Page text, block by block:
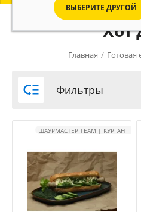
ВЫБЕРИТЕ ДРУГОЙ
Хот
Главная / Готовая
 Фильтры
ШАУРМАСТЕР TEAM | КУРГАН